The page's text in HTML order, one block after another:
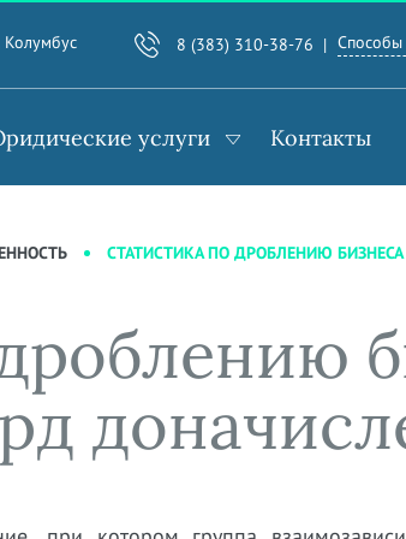
Колумбус 8 (383) 310-38-76 Способы
услуги Контакты
СТАТИСТИКА ПО ДРОБЛЕНИЮ